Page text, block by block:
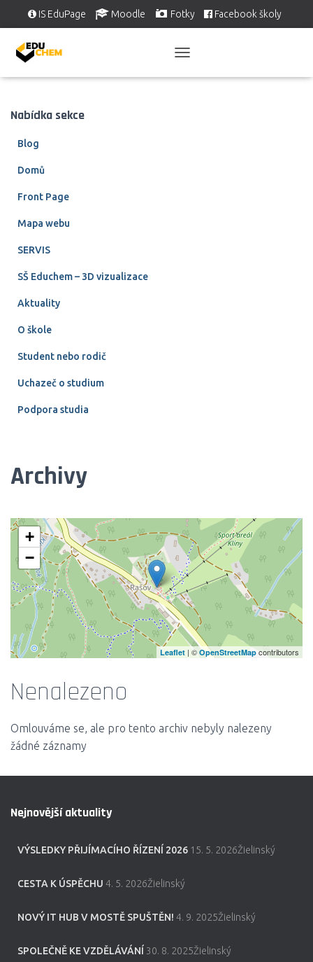
IS EduPage Moodle Fotky Facebook školy
NAVIGACI
Nabídka sekce
Blog
Domů
Front Page
Mapa webu
SERVIS
SŠ Educhem – 3D vizualizace
Aktuality
O škole
Student nebo rodič
Uchazeč o studium
Podpora studia
Archivy
+
−
Leaflet | ©OpenStreetMap contributors
Nenalezeno
Omlouváme se, ale pro tento archiv nebyly nalezeny
žádné záznamy
Nejnovější aktuality
VÝSLEDKY PŘIJÍMACÍHO ŘÍZENÍ 2026 15. 5. 2026Žielinský
CESTA K ÚSPĚCHU 4. 5. 2026Žielinský
NOVÝ IT HUB V MOSTĚ SPUŠTĚN! 4. 9. 2025Žielinský
SPOLEČNĚ KE VZDĚLÁVÁNÍ 30. 8. 2025Žielinský